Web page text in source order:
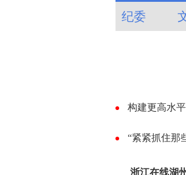
浙江在线湖